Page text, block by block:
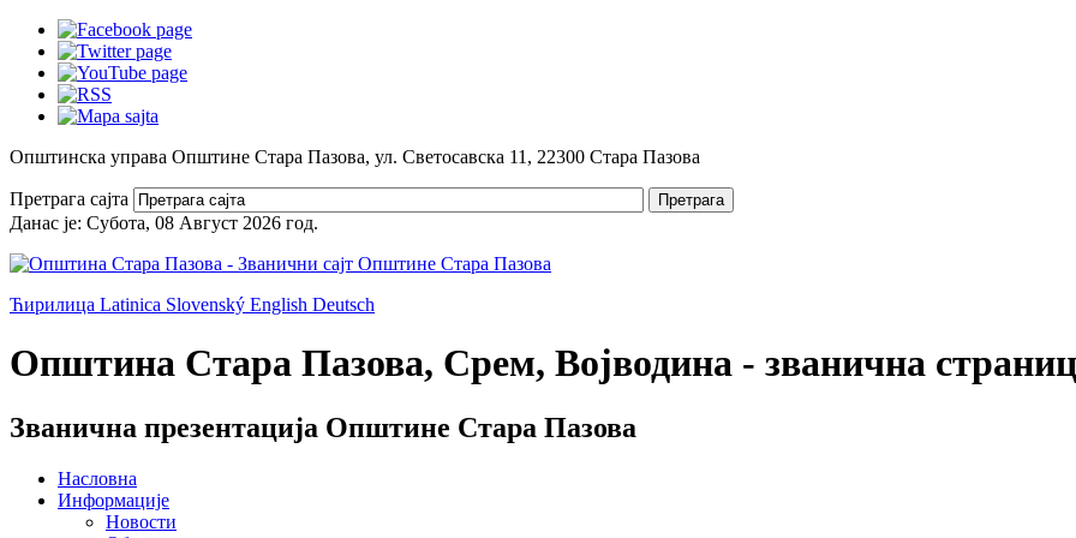
Општинска управа Општине Стара Пазова, ул. Светосавска 11, 22300 Стара Пазова
Претрага сајта Претрага
Данас је: Субота, 08 Август 2026 год.
Ћирилица Latinica Slovenský English Deutsch
Општина Стара Пазова, Срем, Војводина - званична
Званична презентација Општине Стара Пазова
Насловна
Информације
Новости